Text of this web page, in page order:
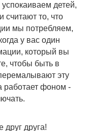
детей,
считают то, что
мы потребляем,
у вас один
который вы
чтобы быть в
эту
работает фоном -
друга!